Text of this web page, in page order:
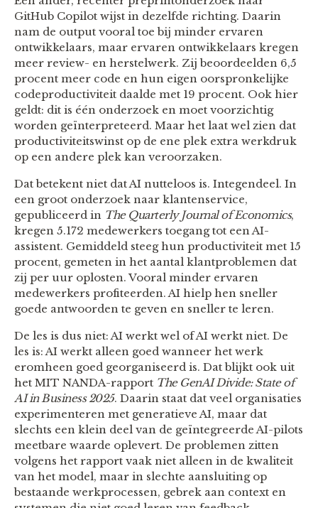
GitHub Copilot wijst in dezelfde richting. Daarin
nam de output vooral toe bij minder ervaren
ontwikkelaars, maar ervaren ontwikkelaars kregen
meer review- en herstelwerk. Zij beoordeelden 6,5
procent meer code en hun eigen oorspronkelijke
codeproductiviteit daalde met 19 procent. Ook hier
geldt: dit is één onderzoek en moet voorzichtig
worden geïnterpreteerd. Maar het laat wel zien dat
productiviteitswinst op de ene plek extra werkdruk
op een andere plek kan veroorzaken.
Dat betekent niet dat AI nutteloos is. Integendeel. In
een groot onderzoek naar klantenservice,
gepubliceerd in The Quarterly Journal of Economics,
kregen 5.172 medewerkers toegang tot een AI-
assistent. Gemiddeld steeg hun productiviteit met 15
procent, gemeten in het aantal klantproblemen dat
zij per uur oplosten. Vooral minder ervaren
medewerkers profiteerden. AI hielp hen sneller
goede antwoorden te geven en sneller te leren.
De les is dus niet: AI werkt wel of AI werkt niet. De
les is: AI werkt alleen goed wanneer het werk
eromheen goed georganiseerd is. Dat blijkt ook uit
het MIT NANDA-rapport The GenAI Divide: State of
AI in Business 2025. Daarin staat dat veel organisaties
experimenteren met generatieve AI, maar dat
slechts een klein deel van de geïntegreerde AI-pilots
meetbare waarde oplevert. De problemen zitten
volgens het rapport vaak niet alleen in de kwaliteit
van het model, maar in slechte aansluiting op
bestaande werkprocessen, gebrek aan context en